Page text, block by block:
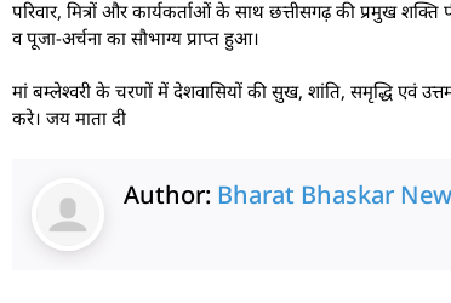
परिवार, मित्रों और कार्यकर्ताओं के साथ छत्तीसगढ़ की प्रमुख
व पूजा-अर्चना का सौभाग्य प्राप्त हुआ।
मां बम्लेश्वरी के चरणों में देशवासियों की सुख, शांति, समृद्धि एवं
करे। जय माता दी
Author: Bharat Bhaskar